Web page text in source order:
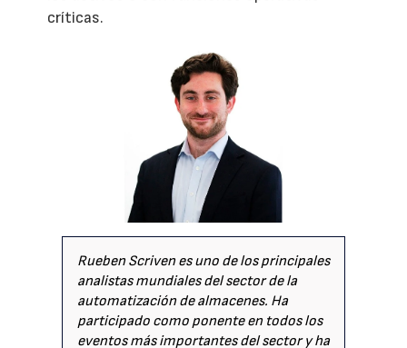
críticas.
Rueben Scriven es uno de los principales
analistas mundiales del sector de la
automatización de almacenes. Ha
participado como ponente en todos los
eventos más importantes del sector y ha